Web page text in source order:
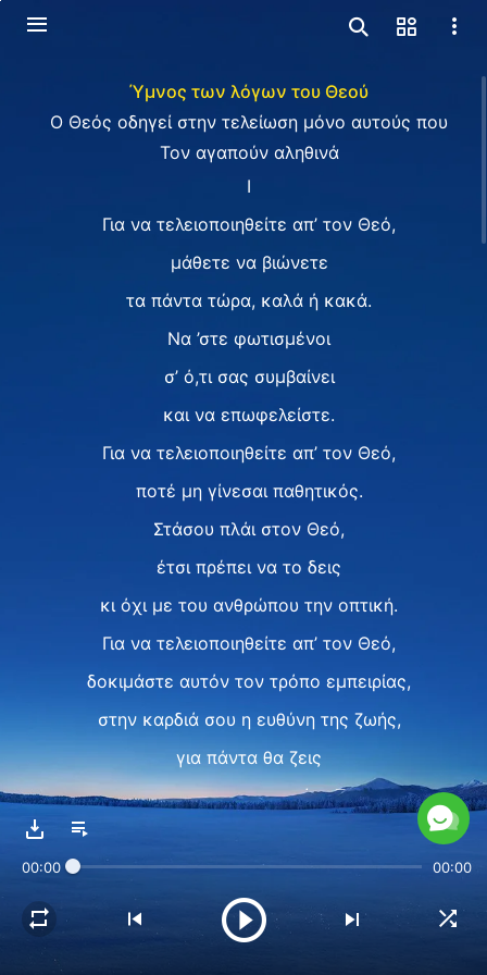
Ύμνος των λόγων του Θεού
Ο Θεός οδηγεί στην τελείωση μόνο αυτούς που
Τον αγαπούν αληθινά
I
Για να τελειοποιηθείτε απ’ τον Θεό,
μάθετε να βιώνετε
τα πάντα τώρα, καλά ή κακά.
Να ’στε φωτισμένοι
σ’ ό,τι σας συμβαίνει
και να επωφελείστε.
Για να τελειοποιηθείτε απ’ τον Θεό,
ποτέ μη γίνεσαι παθητικός.
Στάσου πλάι στον Θεό,
έτσι πρέπει να το δεις
κι όχι με του ανθρώπου την οπτική.
Για να τελειοποιηθείτε απ’ τον Θεό,
δοκιμάστε αυτόν τον τρόπο εμπειρίας,
στην καρδιά σου η ευθύνη της ζωής,
για πάντα θα ζεις
στο φως της παρουσίας Του,
απ’ την πρακτική σου.
Σπουδαίες προοπτικές θα σου δοθούν.
Υπάρχουν τόσες πολλές ευκαιρίες
00:00 00:00